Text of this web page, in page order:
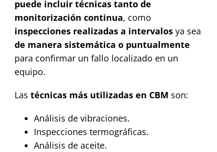
puede incluir técnicas tanto de
monitorización continua, como
inspecciones realizadas a intervalosya sea
de manera sistemática o puntualmente
para confirmar un fallo localizado en un
equipo.
Las técnicas más utilizadas en CBM son:
Análisis de vibraciones.
Inspecciones termográficas.
Análisis de aceite.